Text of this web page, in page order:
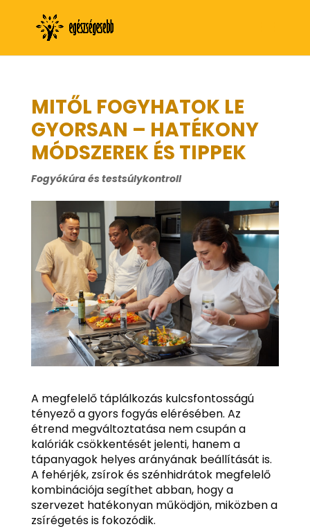
MITŐL FOGYHATOK LE
GYORSAN – HATÉKONY
MÓDSZEREK ÉS TIPPEK
Fogyókúra és testsúlykontroll
A megfelelő táplálkozás kulcsfontosságú
tényező a gyors fogyás elérésében. Az
étrend megváltoztatása nem csupán a
kalóriák csökkentését jelenti, hanem a
tápanyagok helyes arányának beállítását is.
A fehérjék, zsírok és szénhidrátok megfelelő
kombinációja segíthet abban, hogy a
szervezet hatékonyan működjön, miközben a
zsírégetés is fokozódik.